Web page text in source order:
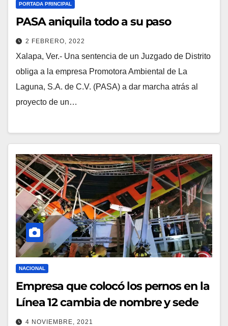
PORTADA PRINCIPAL
PASA aniquila todo a su paso
2 FEBRERO, 2022
Xalapa, Ver.- Una sentencia de un Juzgado de Distrito
obliga a la empresa Promotora Ambiental de La
Laguna, S.A. de C.V. (PASA) a dar marcha atrás al
proyecto de un…
NACIONAL
Empresa que colocó los pernos en la
Línea 12 cambia de nombre y sede
4 NOVIEMBRE, 2021